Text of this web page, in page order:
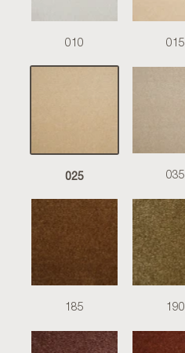
010 015
025 035
185 190